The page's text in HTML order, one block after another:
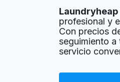
? min
Mostrar
Laundryheap
profesional y
Con precios
seguimiento a
servicio